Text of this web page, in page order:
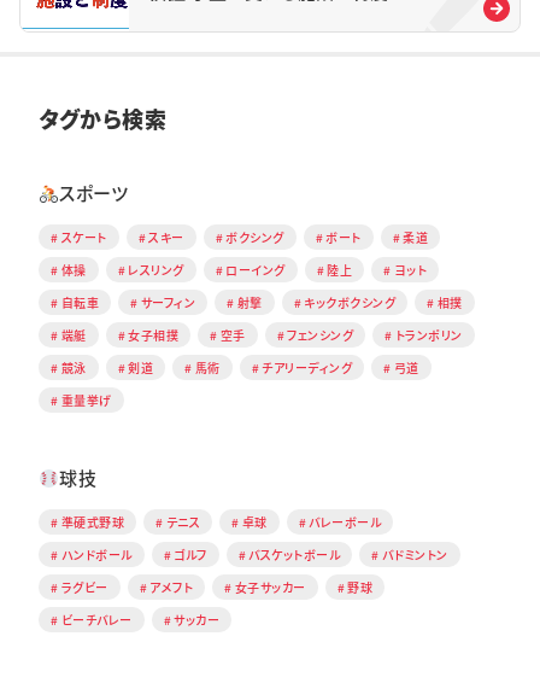
タグから検索
スポーツ
スケート スキー ボクシング ボート
柔道
体操
レスリング ローイング 陸上
ヨット
自転車
サーフィン 射撃 キックボクシング
相撲
端艇
女子相撲 空手 フェンシング
トランポリン
競泳
剣道 馬術 チアリーディング
弓道
重量挙げ
球技
準硬式野球 テニス 卓球
バレーボール
ハンドボール
ゴルフ バスケットボール
バドミントン
ラグビー
アメフト 女子サッカー
野球
ビーチバレー
サッカー